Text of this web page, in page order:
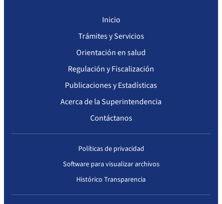
Inicio
Trámites y Servicios
Orientación en salud
Regulación y Fiscalización
Publicaciones y Estadísticas
Acerca de la Superintendencia
Contáctanos
Políticas de privacidad
Software para visualizar archivos
Histórico Transparencia